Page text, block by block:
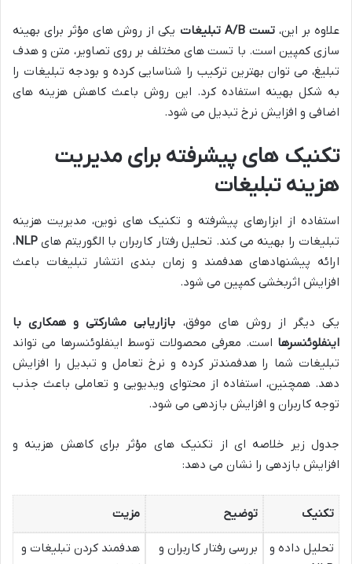
علاوه بر این،تست A/B تبلیغات
یکی از روش های مؤثر برای بهینه
سازی کمپین است. با تست های مختلف بر روی تصاویر، متن و هدف
تبلیغ، می توان بهترین ترکیب را شناسایی کرده و بودجه تبلیغات را
به شکل بهینه استفاده کرد. این روش باعث کاهش هزینه های
اضافی و افزایش نرخ تبدیل می شود.
تکنیک های پیشرفته برای مدیریت
هزینه تبلیغات
استفاده از ابزارهای پیشرفته و تکنیک های نوین، مدیریت هزینه
تبلیغات را بهینه می کند. تحلیل رفتار کاربران با الگوریتم های NLP،
ارائه پیشنهادهای هدفمند و زمان بندی انتشار تبلیغات باعث
افزایش اثربخشی کمپین می شود.
یکی دیگر از روش های موفق، بازاریابی مشارکتی و همکاری با
اینفلوئنسرها است. معرفی محصولات توسط اینفلوئنسرها می تواند
تبلیغات شما را هدفمندتر کرده و نرخ تعامل و تبدیل را افزایش
دهد. همچنین، استفاده از محتوای ویدیویی و تعاملی باعث جذب
توجه کاربران و افزایش بازدهی می شود.
جدول زیر خلاصه ای از تکنیک های مؤثر برای کاهش هزینه و
افزایش بازدهی را نشان می دهد:
تکنیک توضیح مزیت
تحلیل داده و
بررسی رفتار کاربران و
هدفمند کردن تبلیغات و